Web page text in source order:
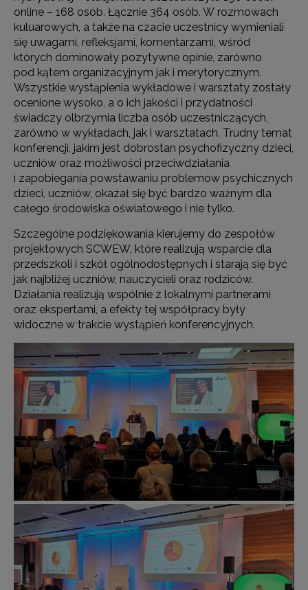
online – 168 osób. Łącznie 364 osób. W rozmowach
kuluarowych, a także na czacie uczestnicy wymieniali
się uwagami, refleksjami, komentarzami, wśród
których dominowały pozytywne opinie, zarówno
pod kątem organizacyjnym jak i merytorycznym.
Wszystkie wystąpienia wykładowe i warsztaty zostały
ocenione wysoko, a o ich jakości i przydatności
świadczy olbrzymia liczba osób uczestniczących,
zarówno w wykładach, jak i warsztatach. Trudny temat
konferencji, jakim jest dobrostan psychofizyczny dzieci,
uczniów oraz możliwości przeciwdziałania
i zapobiegania powstawaniu problemów psychicznych
dzieci, uczniów, okazał się być bardzo ważnym dla
całego środowiska oświatowego i nie tylko.
Szczególne podziękowania kierujemy do zespołów
projektowych SCWEW, które realizują wsparcie dla
przedszkoli i szkół ogólnodostępnych i starają się być
jak najbliżej uczniów, nauczycieli oraz rodziców.
Działania realizują wspólnie z lokalnymi partnerami
oraz ekspertami, a efekty tej współpracy były
widoczne w trakcie wystąpień konferencyjnych.